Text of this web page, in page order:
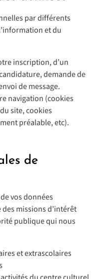
par différents
et du
inscription, d’un
demande de
de message.
navigation (cookies
site, cookies
préalable, etc).
de
vos données
missions d’intérêt
publique qui nous
et extrascolaires